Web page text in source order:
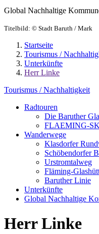
Global Nachhaltige
Titelbild: © Stadt Baruth / Mark
Startseite
Tourismus /
Unterkünfte
Herr Linke
Tourismus / Nachhaltigkeit
Radtouren
Die Baruther
FLAEMING-
Wanderwege
Klasdorfer
Schöbendorfer
Urstromtalweg
Fläming-
Baruther Linie
Unterkünfte
Global Nachhaltige
Herr Linke